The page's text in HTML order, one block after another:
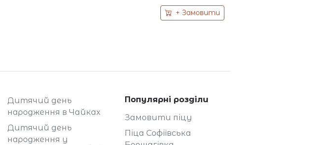
+ Замовити
Дитячий день
народження в Чайках
Дитячий день
народження у
Популярні розділи
Замовити піцу
Піца Софіївська